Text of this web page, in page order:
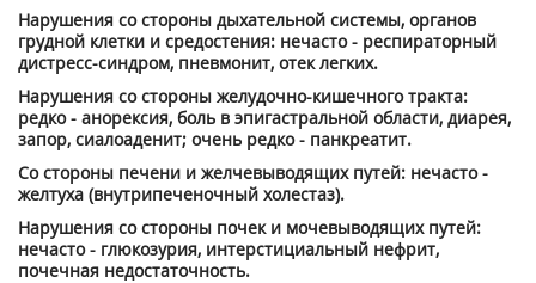
Нарушения со стороны дыхательной системы, органов
грудной клетки и средостения: нечасто - респираторный
дистресс-синдром, пневмонит, отек легких.
Нарушения со стороны желудочно-кишечного тракта:
редко - анорексия, боль в эпигастральной области, диарея,
запор, сиалоаденит; очень редко - панкреатит.
Со стороны печени и желчевыводящих путей: нечасто -
желтуха (внутрипеченочный холестаз).
Нарушения со стороны почек и мочевыводящих путей:
нечасто - глюкозурия, интерстициальный нефрит,
почечная недостаточность.